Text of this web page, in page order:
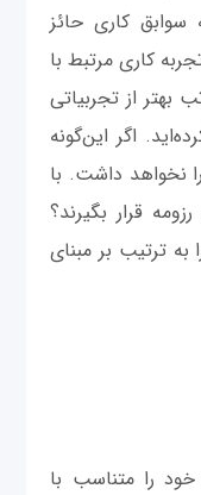
سوابق کاری حائز
کاری مرتبط با
بهتر از تجربیاتی
اگر این‌گونه
نخواهد داشت. با
قرار بگیرند؟
ترتیب بر مبنای
را متناسب با